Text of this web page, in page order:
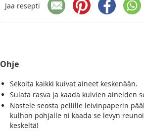
Jaa resepti
Ohje
Sekoita kaikki kuivat aineet keskenään.
Sulata rasva ja kaada kuivien aineiden
Nostele seosta pellille leivinpaperin
kulhon pohjalle ni kaada se levyn
keskeltä!